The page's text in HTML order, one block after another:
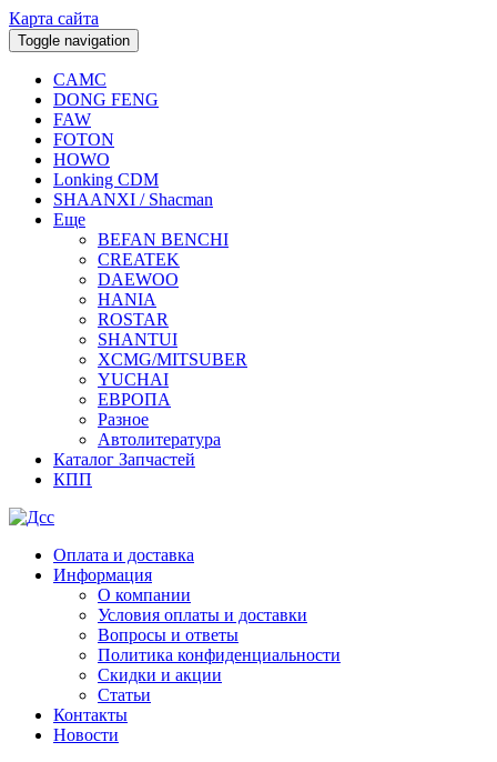
Карта сайта
Toggle navigation
CAMC
DONG FENG
FAW
FOTON
HOWO
Lonking CDM
SHAANXI / Shacman
Еще
BEFAN BENCHI
CREATEK
DAEWOO
HANIA
ROSTAR
SHANTUI
XCMG/MITSUBER
YUCHAI
ЕВРОПА
Разное
Aвтолитература
Каталог Запчастей
КПП
Оплата и доставка
Информация
О компании
Условия оплаты и доставки
Вопросы и ответы
Политика конфиденциальности
Скидки и акции
Статьи
Контакты
Новости